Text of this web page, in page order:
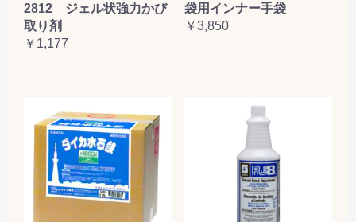
2812 ジェル状強力かび
取り剤
￥1,177
袋用インナー手袋
￥3,850